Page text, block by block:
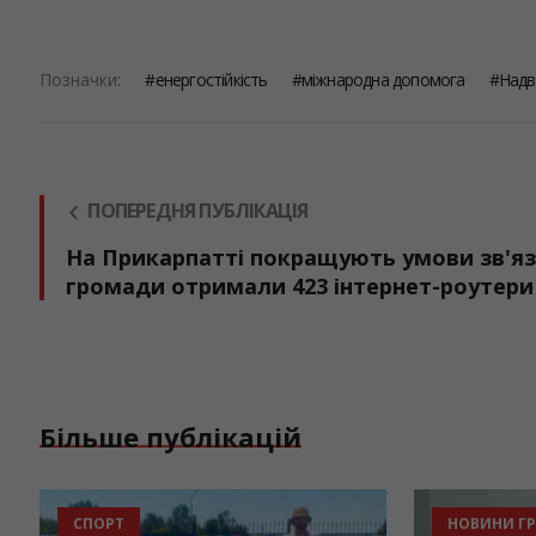
Позначки: енергостійкість міжнародна допомога
ПОПЕРЕДНЯ ПУБЛІКАЦІЯ
На Прикарпатті покращують умови
громади отримали 423 інтернет-роутери
Більше публікацій
СПОРТ